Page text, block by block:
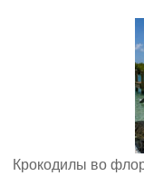
Крокодилы во